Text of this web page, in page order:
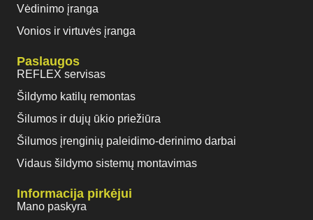
Vėdinimo įranga
Vonios ir virtuvės įranga
Paslaugos
REFLEX servisas
Šildymo katilų remontas
Šilumos ir dujų ūkio priežiūra
Šilumos įrenginių paleidimo-derinimo darbai
Vidaus šildymo sistemų montavimas
Informacija pirkėjui
Mano paskyra